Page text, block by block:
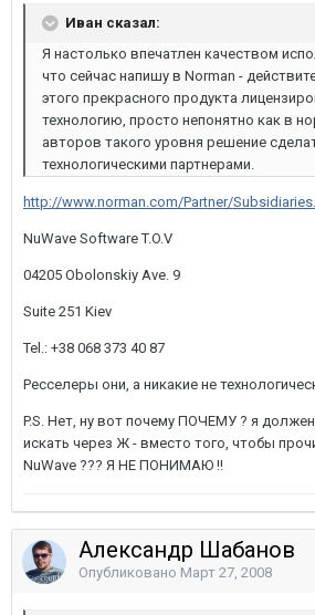
Иван сказал:
Я настолько впечатлен качеством
что сейчас напишу в Norman -
этого прекрасного продукта
технологию, просто непонятно как в
авторов такого уровня решение
технологическими партнерами.
http://www.norman.com/Partner/
NuWave Software T.O.V
04205 Obolonskiy Ave. 9
Suite 251 Kiev
Tel.: +38 068 373 40 87
Ресселеры они, а никакие не
P.S. Нет, ну вот почему ПОЧЕМУ ? я
искать через Ж - вместо того, чтобы
NuWave ??? Я НЕ ПОНИМАЮ !!
Александр Шабанов
Опубликовано Март 27, 2008